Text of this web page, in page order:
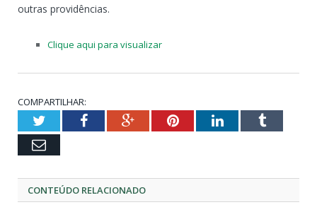
outras providências.
Clique aqui para visualizar
COMPARTILHAR:
TwitterFacebookGoogle+PinterestLinkedInTumblr
Email
CONTEÚDO RELACIONADO